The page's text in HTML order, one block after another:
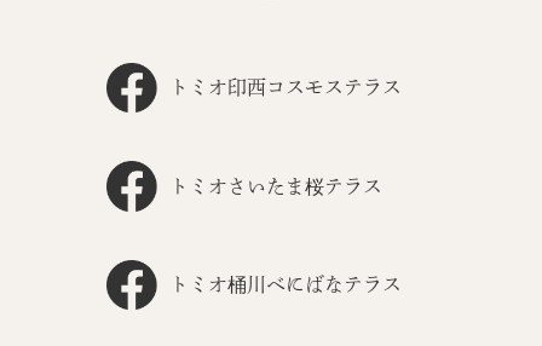
トミオ印西コスモステラス
トミオさいたま桜テラス
トミオ桶川べにばなテラス